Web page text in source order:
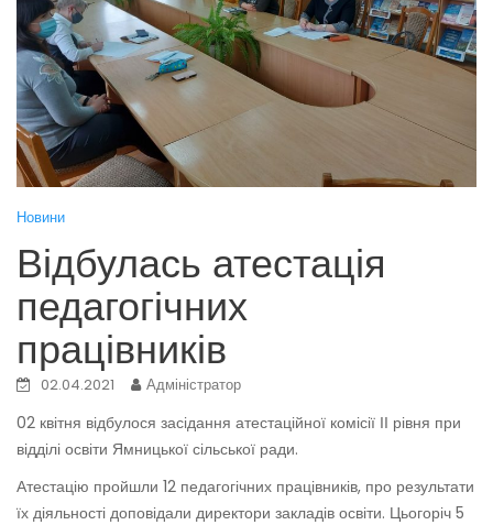
Новини
Відбулась атестація
педагогічних
працівників
02.04.2021 Адміністратор
02 квітня відбулося засідання атестаційної комісії ІІ рівня при
відділі освіти Ямницької сільської ради.
Атестацію пройшли 12 педагогічних працівників, про результати
їх діяльності доповідали директори закладів освіти. Цьогоріч 5